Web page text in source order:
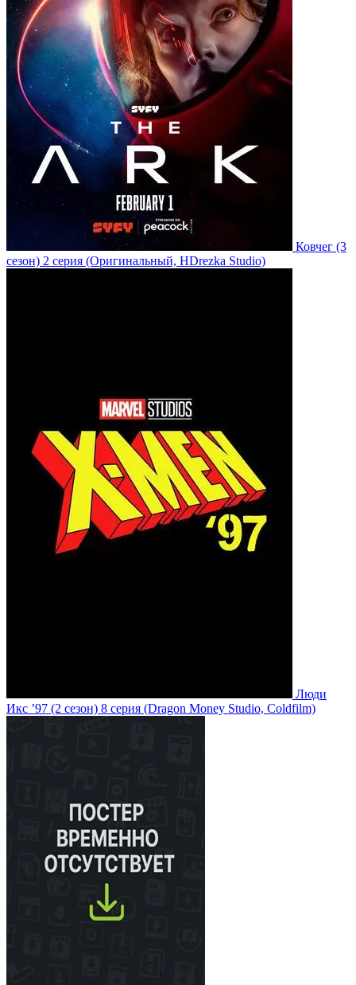
Ковчег (3
сезон) 2 серия (Оригинальный, HDrezka Studio)
Люди
Икс ’97 (2 сезон) 8 серия (Dragon Money Studio, Coldfilm)